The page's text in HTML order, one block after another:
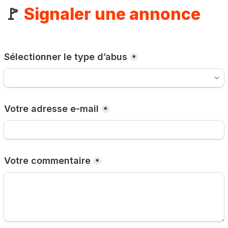
🚩 Signaler une annonce
Sélectionner le type d’abus *
Votre adresse e-mail *
Votre commentaire *